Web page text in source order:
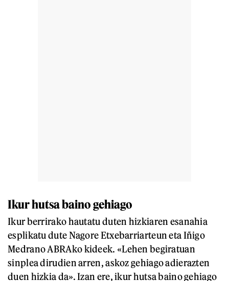
Ikur hutsa baino gehiago
Ikur berrirako hautatu duten hizkiaren esanahia
esplikatu dute Nagore Etxebarriarteun eta Iñigo
Medrano ABRAko kideek. «Lehen begiratuan
sinplea dirudien arren, askoz gehiago adierazten
duen hizkia da». Izan ere, ikur hutsa baino gehiago